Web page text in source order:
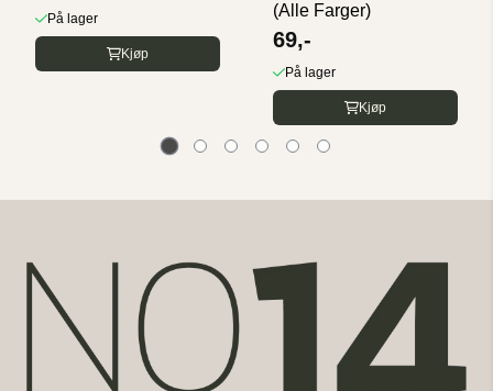
På lager
Kjøp
(Alle Farger)
69,-
På lager
Kjøp